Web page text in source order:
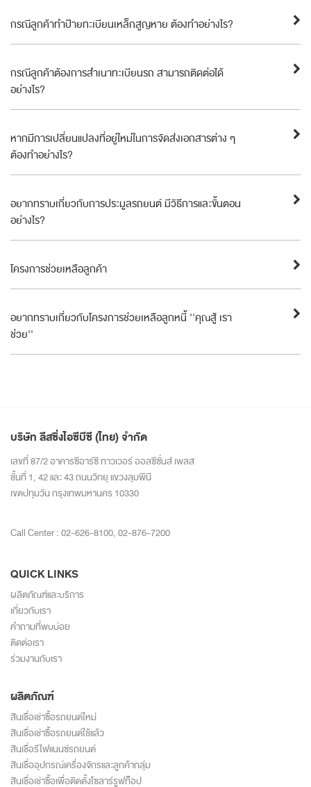
กรณีลูกค้าทำป้ายทะเบียนเหล็กสูญหาย ต้องทำอย่างไร?
กรณีลูกค้าต้องการสำเนาทะเบียนรถ สามารถติดต่อได้
อย่างไร?
หากมีการเปลี่ยนแปลงที่อยู่ใหม่ในการจัดส่งเอกสารต่าง ๆ
ต้องทำอย่างไร?
อยากทราบเกี่ยวกับการประมูลรถยนต์ มีวิธีการและขั้นตอน
อย่างไร?
โครงการช่วยเหลือลูกค้า
อยากทราบเกี่ยวกับโครงการช่วยเหลือลูกหนี้ ''คุณสู้ เรา
ช่วย''
บริษัท ลีสซิ่งไอซีบีซี (ไทย) จำกัด
เลขที่ 87/2 อาคารซีอาร์ซี ทาวเวอร์ ออลซีซั่นส์ เพลส
ชั้นที่ 1, 42 และ 43 ถนนวิทยุ แขวงลุมพินี
เขตปทุมวัน กรุงเทพมหานคร 10330
Call Center :02-626-8100,02-876-7200
QUICK LINKS
ผลิตภัณฑ์และบริการ
เกี่ยวกับเรา
คำถามที่พบบ่อย
ติดต่อเรา
ร่วมงานกับเรา
ผลิตภัณฑ์
สินเชื่อเช่าซื้อรถยนต์ใหม่
สินเชื่อเช่าซื้อรถยนต์ใช้แล้ว
สินเชื่อรีไฟแนนซ์รถยนต์
สินเชื่ออุปกรณ์เครื่องจักรและลูกค้ากลุ่ม
สินเชื่อเช่าซื้อเพื่อติดตั้งโซลาร์รูฟท็อป